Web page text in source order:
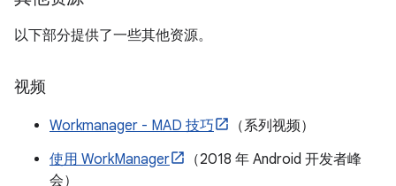
以下部分提供了一些其他资源。
视频
Workmanager - MAD 技巧
（系列视频）
使用 WorkManager
（2018 年 Android 开发者峰
会）